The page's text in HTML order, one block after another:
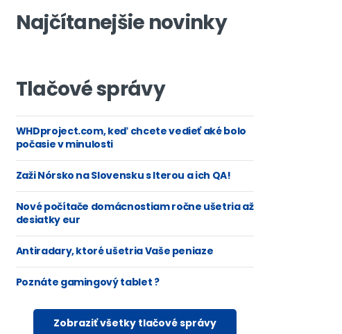
Najčítanejšie novinky
Tlačové správy
WHDproject.com, keď chcete vedieť aké bolo
počasie v minulosti
Zaži Nórsko na Slovensku s Iterou a ich QA!
Nové počítače domácnostiam ročne ušetria až
desiatky eur
Antiradary, ktoré ušetria Vaše peniaze
Poznáte gamingový tablet ?
Zobraziť všetky tlačové správy